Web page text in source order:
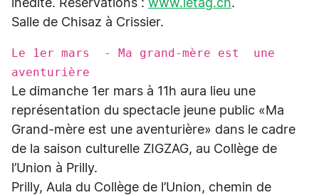
inédite. Réservations : www.letag.ch.
Salle de Chisaz à Crissier.
Le 1er mars - Ma grand-mère est une
aventurière
Le dimanche 1er mars à 11h aura lieu une
représentation du spectacle jeune public «Ma
Grand-mère est une aventurière» dans le cadre
de la saison culturelle ZIGZAG, au Collège de
l’Union à Prilly.
Prilly, Aula du Collège de l’Union, chemin de